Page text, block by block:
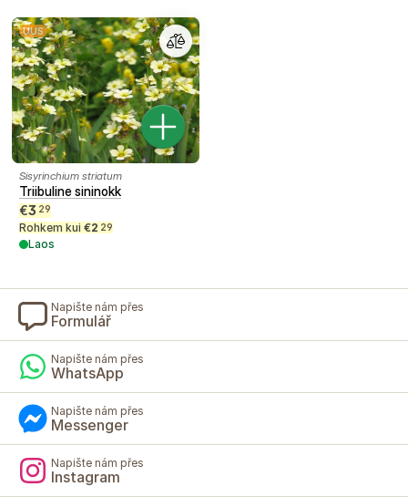
UUS
Sisyrinchium striatum
Triibuline sininokk
€3 29
Rohkem kui €2 29
Laos
Napište nám přes
Formulář
Napište nám přes
WhatsApp
Napište nám přes
Messenger
Napište nám přes
Instagram